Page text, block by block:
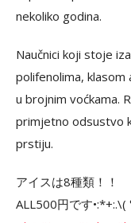
nekoliko godina.
Naučnici koji stoje
polifenolima, klasom
u brojnim voćkama.
primjetno odsustvo
prstiju.
アイスは8種類！！
ALL500円です•:*+:.\(